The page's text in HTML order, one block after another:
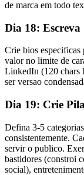
de marca em todo
Dia 18: Escreva
Crie bios especificas
valor no limite de
LinkedIn (120 chars
ser versao
Dia 19: Crie
Defina 3-5
consistentemente.
servir o publico.
bastidores (constroi
social),